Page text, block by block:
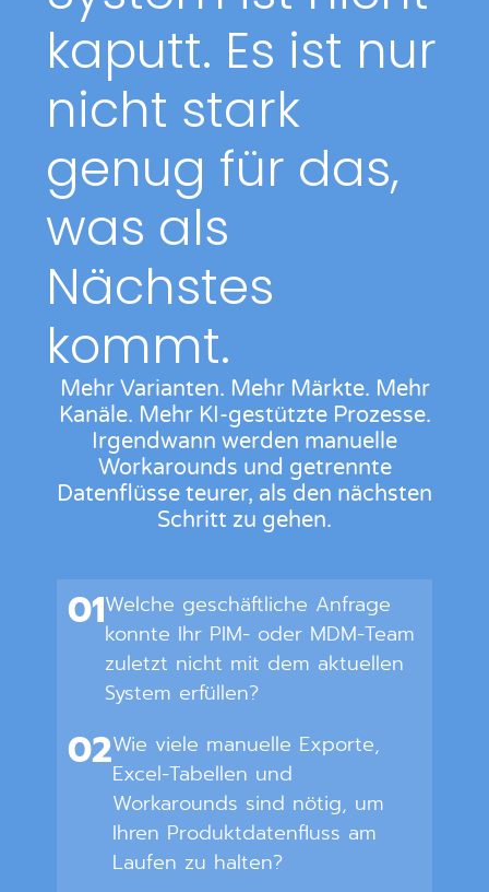
kaputt. Es ist nur
nicht stark
genug für das,
was als
Nächstes
kommt.
Mehr Varianten. Mehr Märkte. Mehr
Kanäle. Mehr KI-gestützte Prozesse.
Irgendwann werden manuelle
Workarounds und getrennte
Datenflüsse teurer, als den nächsten
Schritt zu gehen.
01Welche geschäftliche Anfrage
konnte Ihr PIM- oder MDM-Team
zuletzt nicht mit dem aktuellen
System erfüllen?
02Wie viele manuelle Exporte,
Excel-Tabellen und
Workarounds sind nötig, um
Ihren Produktdatenfluss am
Laufen zu halten?